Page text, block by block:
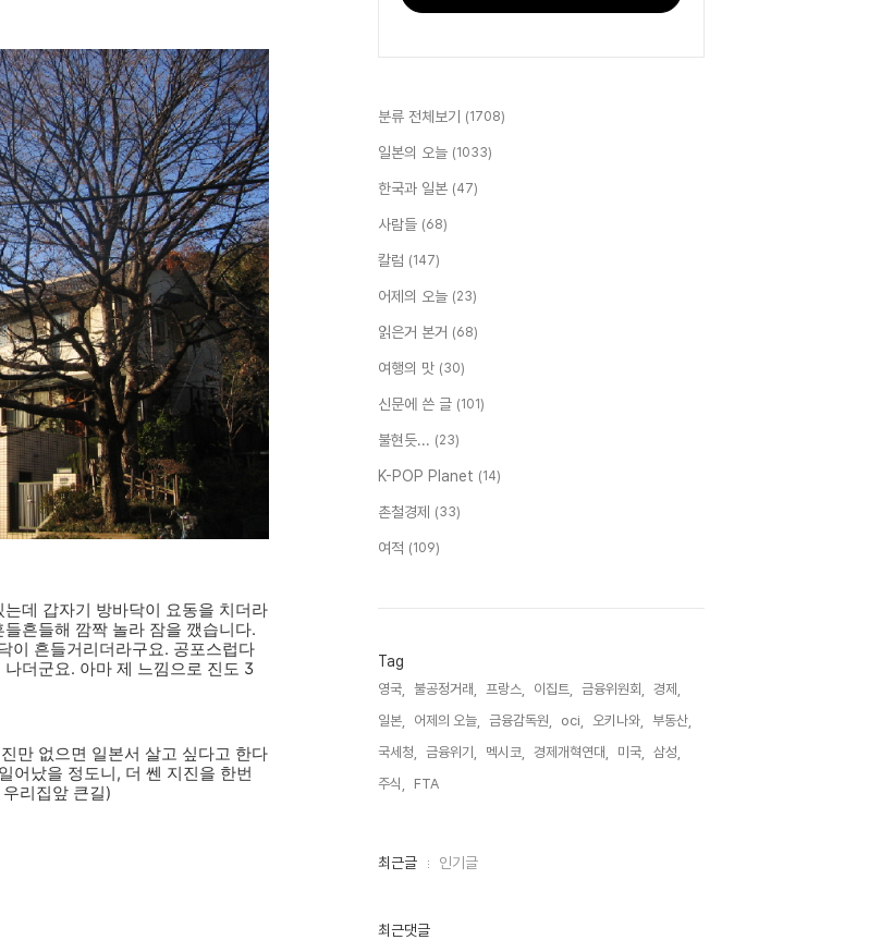
데 갑자기 방바닥이 요동을 치더라
흔들해 깜짝 놀라 잠을 깼습니다.
이 흔들거리더라구요. 공포스럽다
더군요. 아마 제 느낌으로 진도 3
만 없으면 일본서 살고 싶다고 한다
어났을 정도니, 더 쎈 지진을 한번
리집앞 큰길)
분류 전체보기 (1708)
일본의 오늘 (1033)
한국과 일본 (47)
사람들 (68)
칼럼 (147)
어제의 오늘 (23)
읽은거 본거 (68)
여행의 맛 (30)
신문에 쓴 글 (101)
불현듯... (23)
K-POP Planet (14)
촌철경제 (33)
여적 (109)
Tag
영국, 불공정거래, 프랑스, 이집트, 금융위원회,
경제,
일본,
어제의 오늘, 금융감독원, oci, 오키나와,
부동산,
국세청,
금융위기, 멕시코, 경제개혁연대, 미국,
삼성,
주식,
FTA,
최
인
최근글 인기글
최근댓글